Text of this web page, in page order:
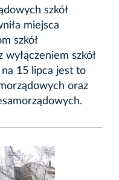
szkół
miejsca
szkół
szkół
15 lipca jest to
oraz